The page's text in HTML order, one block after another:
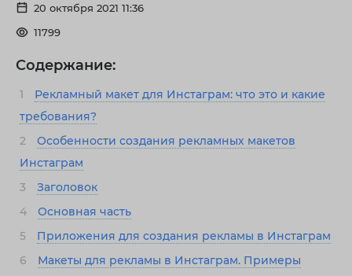
20 октября 2021 11:36
11799
Содержание:
1
Рекламный макет для Инстаграм: что это и какие
требования?
2
Особенности создания рекламных макетов
Инстаграм
3
Заголовок
4
Основная часть
5
Приложения для создания рекламы в Инстаграм
6
Макеты для рекламы в Инстаграм. Примеры